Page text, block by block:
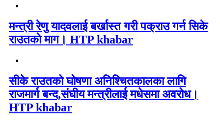
मन्त्री रेणु यादवलाई बर्खास्त गरी पक्राउ गर्न सिके
राउतकाे माग। HTP khabar
सीके राउतको घोषणा अनिश्चितकालका लागि
राजमार्ग बन्द,संघीय मन्त्रीलाई मधेसमा अवरोध।
HTP khabar